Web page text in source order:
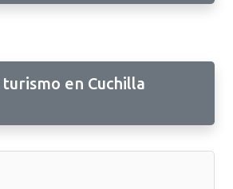
en Cuchilla